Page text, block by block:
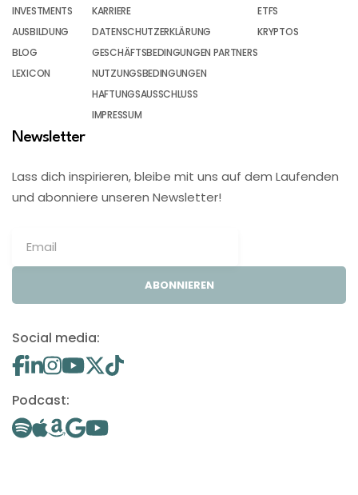
INVESTMENTS
AUSBILDUNG
BLOG
LEXICON
KARRIERE
DATENSCHUTZERKLÄRUNG
GESCHÄFTSBEDINGUNGEN PARTNERS
NUTZUNGSBEDINGUNGEN
HAFTUNGSAUSSCHLUSS
IMPRESSUM
ETFS
KRYPTOS
Newsletter
Lass dich inspirieren, bleibe mit uns auf dem Laufenden
und abonniere unseren Newsletter!
ABONNIEREN
Social media:
Podcast: